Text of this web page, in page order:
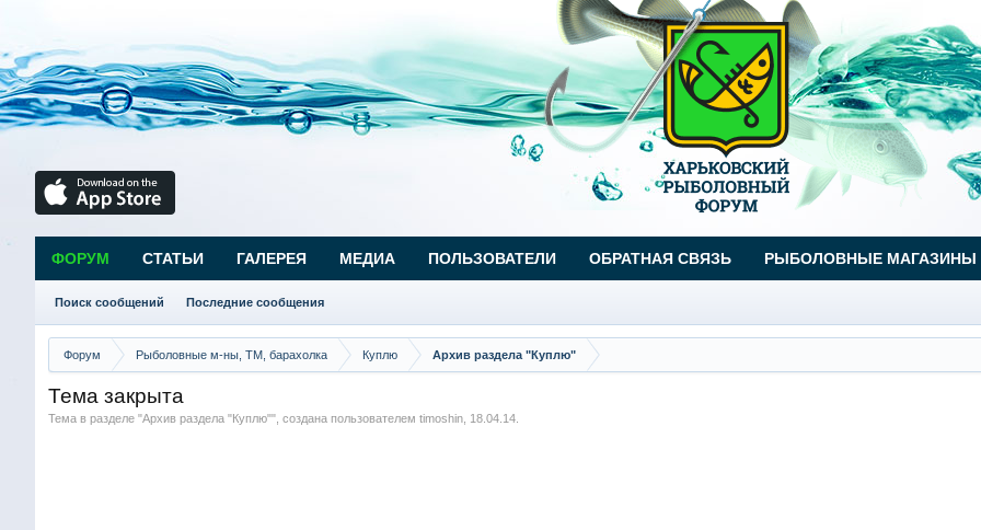
Форум Рыболовные м-ны, ТМ, барахолка Куплю Архив раздела "Куплю"
Тема закрыта
Тема в разделе "Архив раздела "Куплю"", создана пользователем timoshin, 18.04.14.
ФОРУМ
Поиск сообщений Последние сообщения
СТАТЬИ ГАЛЕРЕЯ МЕДИА ПОЛЬЗОВАТЕЛИ ОБРАТНАЯ СВЯЗЬ РЫБОЛОВНЫЕ МАГАЗИНЫ